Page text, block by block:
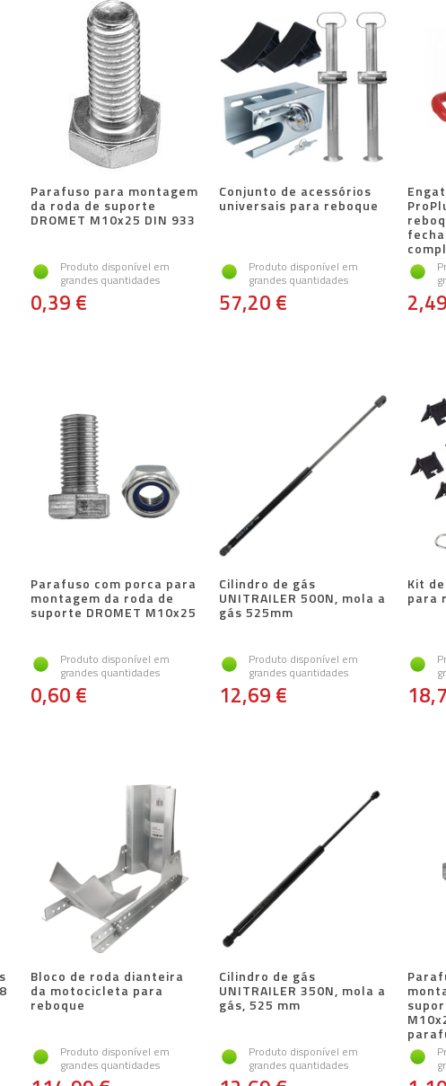
Parafuso para montagem
da roda de suporte
DROMET M10x25 DIN 933
Produto disponível em
grandes quantidades
0,39 €
Conjunto de acessórios
universais para reboque
Produto disponível em
grandes quantidades
57,20 €
Parafuso com porca para
montagem da roda de
suporte DROMET M10x25
Produto disponível em
grandes quantidades
0,60 €
Cilindro de gás
UNITRAILER 500N, mola a
gás 525mm
Produto disponível em
grandes quantidades
12,69 €
Kit
para
Bloco de roda dianteira
da motocicleta para
reboque
Produto disponível em
grandes quantidades
Cilindro de gás
UNITRAILER 350N, mola a
gás, 525 mm
Produto disponível em
grandes quantidades